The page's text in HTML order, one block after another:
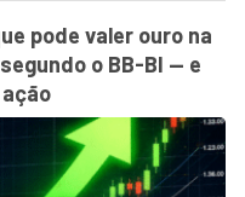
pode valer ouro na
o BB-BI — e